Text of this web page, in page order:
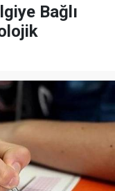
Bağlı